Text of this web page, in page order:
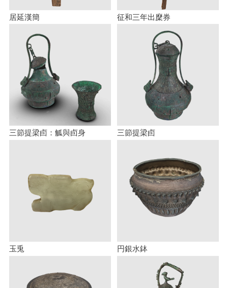
居延漢簡 征和三年出穈券
三節提梁卣：觚與卣身 三節提梁卣
玉兎 円銀水鉢